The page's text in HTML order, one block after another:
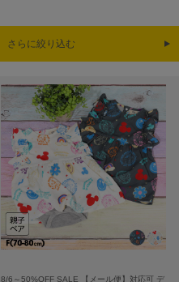
さらに絞り込む
8/6～50%OFF SALE 【メール便】対応可 デ